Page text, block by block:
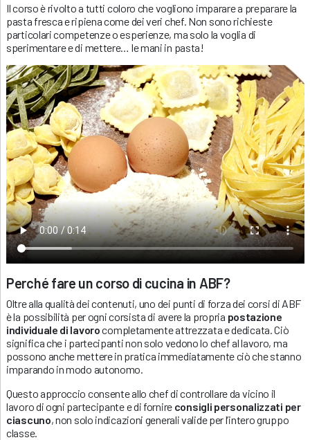
Il corso è rivolto a tutti coloro che vogliono imparare a preparare la
pasta fresca e ripiena come dei veri chef. Non sono richieste
particolari competenze o esperienze, ma solo la voglia di
sperimentare e di mettere… le mani in pasta!
Perché fare un corso di cucina in ABF?
Oltre alla qualità dei contenuti, uno dei punti di forza dei corsi di ABF
è la possibilità per ogni corsista di avere la propria postazione
individuale di lavorocompletamente attrezzata e dedicata. Ciò
significa che i partecipanti non solo vedono lo chef al lavoro, ma
possono anche mettere in pratica immediatamente ciò che stanno
imparando in modo autonomo.
Questo approccio consente allo chef di controllare da vicino il
lavoro di ogni partecipante e di fornire consigli personalizzati per
ciascuno, non solo indicazioni generali valide per l’intero gruppo
classe.